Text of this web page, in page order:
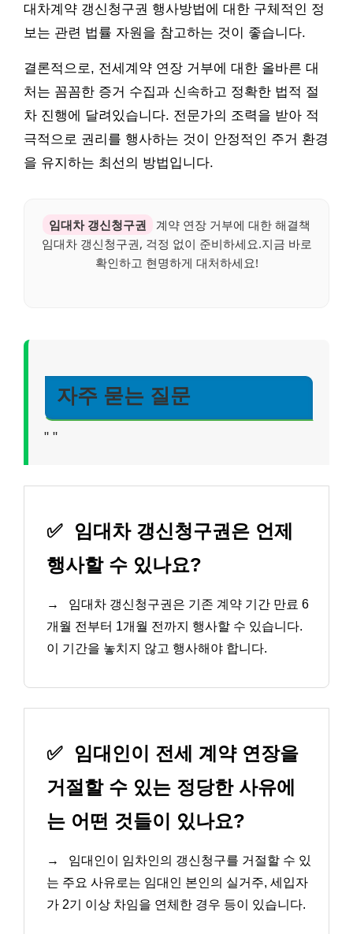
대차계약 갱신청구권 행사방법에 대한 구체적인 정
보는 관련 법률 자원을 참고하는 것이 좋습니다.
결론적으로, 전세계약 연장 거부에 대한 올바른 대
처는 꼼꼼한 증거 수집과 신속하고 정확한 법적 절
차 진행에 달려있습니다. 전문가의 조력을 받아 적
극적으로 권리를 행사하는 것이 안정적인 주거 환경
을 유지하는 최선의 방법입니다.
임대차 갱신청구권
계약 연장 거부에 대한 해결책
임대차 갱신청구권, 걱정 없이 준비하세요.지금 바로
확인하고 현명하게 대처하세요!
자주 묻는 질문
" "
✅
임대차 갱신청구권은 언제
행사할 수 있나요?
→
임대차 갱신청구권은 기존 계약 기간 만료 6
개월 전부터 1개월 전까지 행사할 수 있습니다.
이 기간을 놓치지 않고 행사해야 합니다.
✅
임대인이 전세 계약 연장을
거절할 수 있는 정당한 사유에
는 어떤 것들이 있나요?
→
임대인이 임차인의 갱신청구를 거절할 수 있
는 주요 사유로는 임대인 본인의 실거주, 세입자
가 2기 이상 차임을 연체한 경우 등이 있습니다.